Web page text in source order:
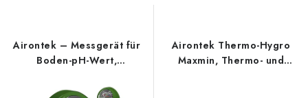
e
tAirontek – Messgerät für
Boden-pH-Wert,
einfallendes Licht
Airontek Thermo-Hygro
Maxmin, Thermo- und